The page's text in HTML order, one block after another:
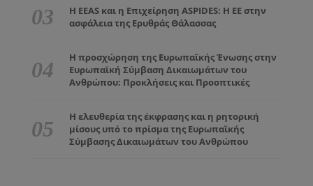
Η EEAS και η Επιχείρηση ASPIDES: Η ΕΕ στην
ασφάλεια της Ερυθράς Θάλασσας
Η προσχώρηση της Ευρωπαϊκής Ένωσης στην
Ευρωπαϊκή Σύμβαση Δικαιωμάτων του
Ανθρώπου: Προκλήσεις και Προοπτικές
Η ελευθερία της έκφρασης και η ρητορική
μίσους υπό το πρίσμα της Ευρωπαϊκής
Σύμβασης Δικαιωμάτων του Ανθρώπου